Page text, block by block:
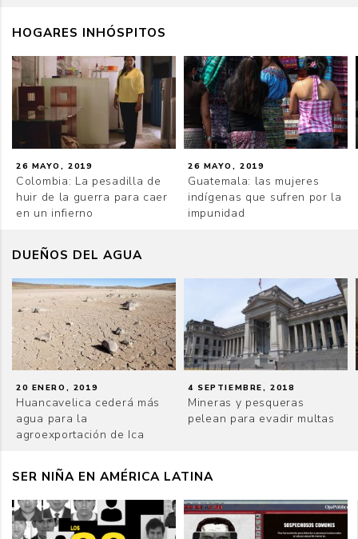
HOGARES INHÓSPITOS
26 MAYO, 2019
Colombia: La pesadilla de
huir de la guerra para caer
en un infierno
26 MAYO, 2019
Guatemala: las mujeres
indígenas que sufren por la
impunidad
DUEÑOS DEL AGUA
20 ENERO, 2019
Huancavelica cederá más
agua para la
agroexportación de Ica
4 SEPTIEMBRE, 2018
Mineras y pesqueras
pelean para evadir multas
SER NIÑA EN AMÉRICA LATINA